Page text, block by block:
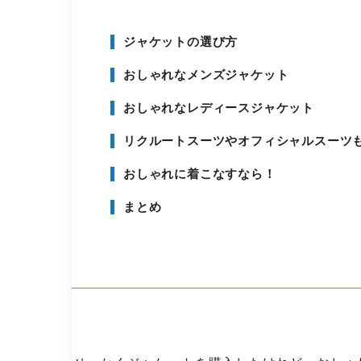
ジャケットの選び方
おしゃれなメンズジャケット
おしゃれなレディースジャケット
リクルートスーツやオフィシャルスーツ
おしゃれに着こなすなら！
まとめ